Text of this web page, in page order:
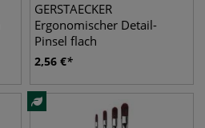
GERSTAECKER
Ergonomischer Detail-
Pinsel flach
2,56 €